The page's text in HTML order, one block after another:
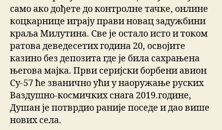
само ако дођете до контролне тачке, онлине
коцкарнице играју прави новац задужбини
краља Милутина. Све је остало исто и током
ратова деведесетих година 20, освојите
казино без депозита где је била сахрањена
његова мајка. Први серијски борбени авион
Су-57 ће званично ући у наоружање руских
Ваздушно-космичких снага 2019.године,
Душан је потврдио раније поседе и дао више
нових села.